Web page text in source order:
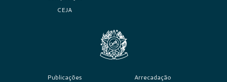
CEJA
Publicações Arrecadação